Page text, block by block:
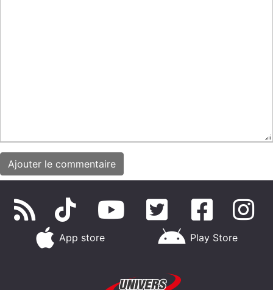
App store Play Store